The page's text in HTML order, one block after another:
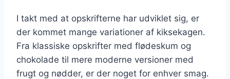
I takt med at opskrifterne har udviklet sig, er
der kommet mange variationer af kiksekagen.
Fra klassiske opskrifter med flødeskum og
chokolade til mere moderne versioner med
frugt og nødder, er der noget for enhver smag.